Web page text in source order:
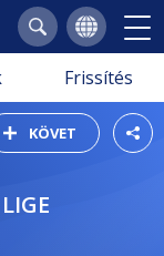
Frissítés
KÖVET